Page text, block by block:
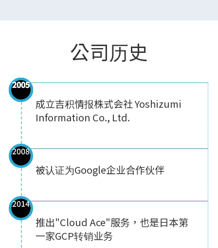
公司历史
2005
2005
2005
2005
成立吉积情报株式会社 Yoshizumi
Information Co., Ltd.
2008
被认证为Google企业合作伙伴
2014
推出"Cloud Ace"服务，也是日本第
一家GCP转销业务